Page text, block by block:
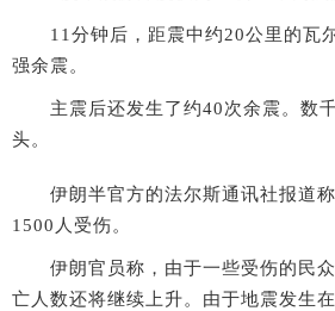
11分钟后，距震中约20公里的瓦尔
强余震。
主震后还发生了约40次余震。数千
头。
伊朗半官方的法尔斯通讯社报道称
1500人受伤。
伊朗官员称，由于一些受伤的民众
亡人数还将继续上升。由于地震发生